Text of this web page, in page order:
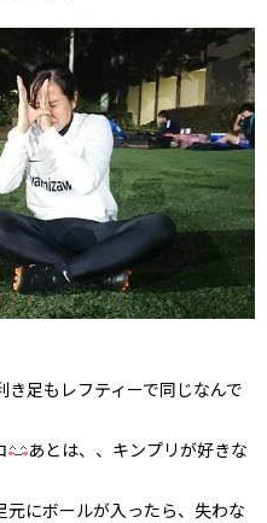
足もレフティーで同じなんで
あとは、、キンプリが好きな
にボールが入ったら、失わな